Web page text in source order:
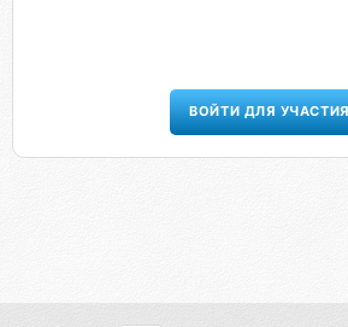
ВОЙТИ ДЛЯ УЧАСТИЯ